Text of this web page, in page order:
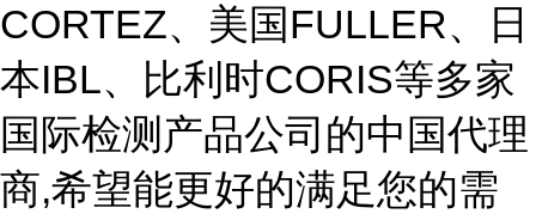
CORTEZ、美国FULLER、日
本IBL、比利时CORIS等多家
国际检测产品公司的中国代理
商,希望能更好的满足您的需